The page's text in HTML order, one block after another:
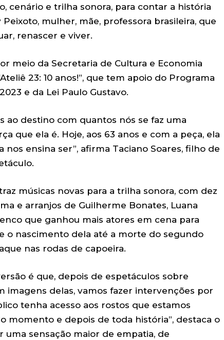
cenário e trilha sonora, para contar a história
mulher, mãe, professora brasileira, que
renascer e viver.
meio da Secretaria de Cultura e Economia
23: 10 anos!”, que tem apoio do Programa
e da Lei Paulo Gustavo.
ao destino com quantos nós se faz uma
que ela é. Hoje, aos 63 anos e com a peça, ela
ensina ser”, afirma Taciano Soares, filho de
músicas novas para a trilha sonora, com dez
e arranjos de Guilherme Bonates, Luana
que ganhou mais atores em cena para
o nascimento dela até a morte do segundo
nas rodas de capoeira.
é que, depois de espetáculos sobre
imagens delas, vamos fazer intervenções por
tenha acesso aos rostos que estamos
momento e depois de toda história”, destaca o
sensação maior de empatia, de